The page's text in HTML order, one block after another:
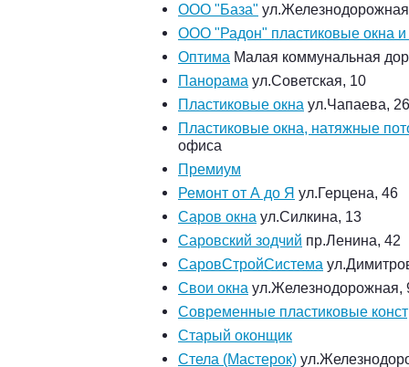
ООО "База"
ООО "Радон" пластиковые окна и
Оптима Малая коммунальная
Панорама ул.Советская, 10
Пластиковые окна ул.Чапаева,
Пластиковые окна, натяжные
офиса
Премиум
Ремонт от А до Я ул.Герцена, 46
Саров окна ул.Силкина, 13
Саровский зодчий пр.Ленина, 42
СаровСтройСистема
Свои окна ул.Железнодорожная,
Современные пластиковые
Старый оконщик
Стела (Мастерок)